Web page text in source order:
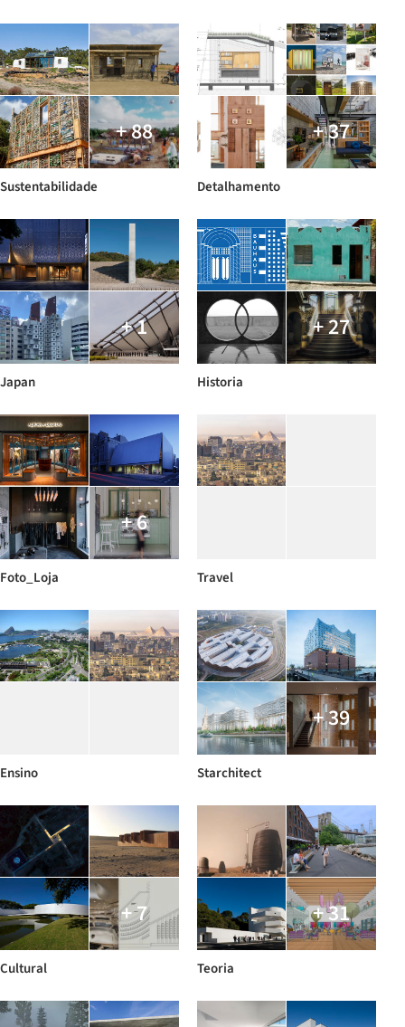
+ 88
Sustentabilidade
+ 37
Detalhamento
+ 1
Japan
+ 27
Historia
+ 6
Foto_Loja Travel
Ensino
+ 39
Starchitect
+ 7
Cultural
+ 31
Teoria